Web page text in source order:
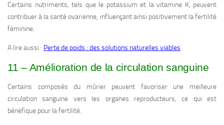
Certains nutriments, tels que le potassium et la vitamine K, peuvent
contribuer à la santé ovarienne, influençant ainsi positivement la fertilité
féminine.
A lire aussi : Perte de poids : des solutions naturelles viables
11 – Amélioration de la circulation sanguine
Certains composés du mûrier peuvent favoriser une meilleure
circulation sanguine vers les organes reproducteurs, ce qui est
bénéfique pour la fertilité.